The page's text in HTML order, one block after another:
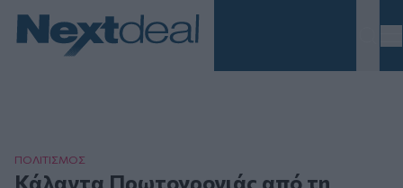
ΠΟΛΙΤΙΣΜΟΣ
Κάλαντα Πρωτοχρονιάς από τη